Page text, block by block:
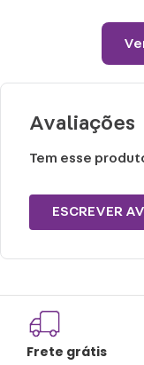
Não utilizar
Choques ou
produto de
Avaliações
Tem esse
ESCREVER
Frete grátis